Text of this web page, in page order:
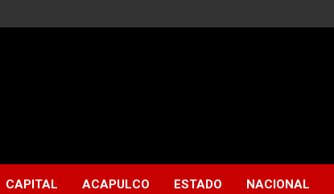
CAPITAL ACAPULCO ESTADO NACIONAL